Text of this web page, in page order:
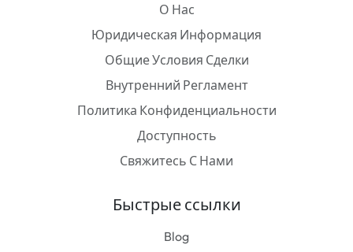
О Нас
Юридическая Информация
Общие Условия Сделки
Внутренний Регламент
Политика Конфиденциальности
Доступность
Свяжитесь С Нами
Быстрые ссылки
Blog